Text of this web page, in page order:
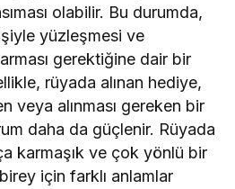
olabilir. Bu durumda,
yüzleşmesi ve
gerektiğine dair bir
rüyada alınan hediye,
veya alınması gereken bir
daha da güçlenir. Rüyada
karmaşık ve çok yönlü bir
için farklı anlamlar